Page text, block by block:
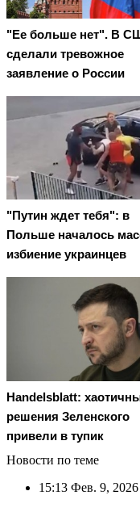
"Ее больше нет". В
сделали тревожное
заявление о России
"Путин ждет тебя": в
Польше началось
избиение украинцев
Handelsblatt:
решения Зеленского
привели в тупик
Новости по теме
15:13 Фев. 9, 2026